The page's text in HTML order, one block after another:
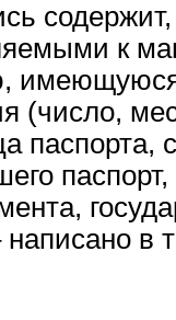
к
(число,
паспорта,
в